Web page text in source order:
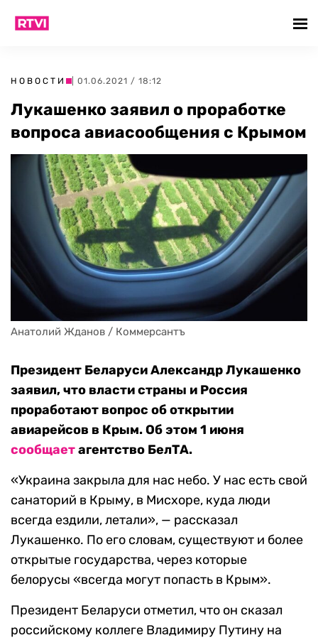
НОВОСТИ | 01.06.2021 / 18:12
Лукашенко заявил о проработке
вопроса авиасообщения с Крымом
Анатолий Жданов / Коммерсантъ
Президент Беларуси Александр Лукашенко
заявил, что власти страны и Россия
проработают вопрос об открытии
авиарейсов в Крым. Об этом 1 июня
сообщаетагентство БелТА.
«Украина закрыла для нас небо. У нас есть свой
санаторий в Крыму, в Мисхоре, куда люди
всегда ездили, летали», — рассказал
Лукашенко. По его словам, существуют и более
открытые государства, через которые
белорусы «всегда могут попасть в Крым».
Президент Беларуси отметил, что он сказал
российскому коллеге Владимиру Путину на